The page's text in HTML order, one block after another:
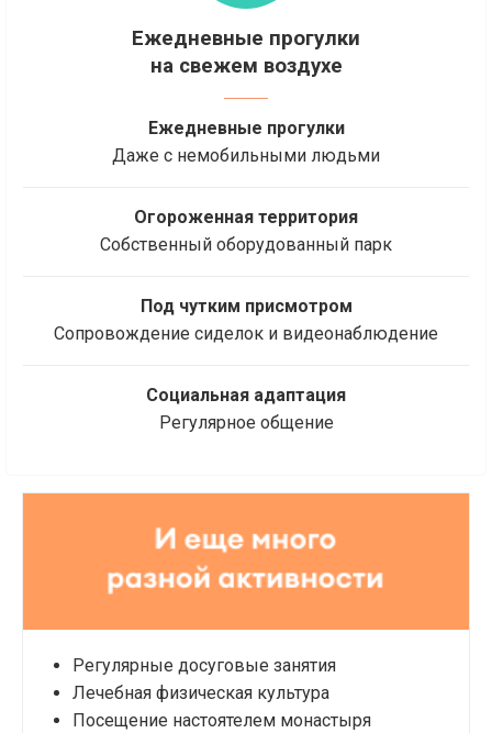
Ежедневные прогулки
на свежем воздухе
Ежедневные прогулки
Даже с немобильными людьми
Огороженная территория
Собственный оборудованный парк
Под чутким присмотром
Сопровождение сиделок и видеонаблюдение
Социальная адаптация
Регулярное общение
Регулярные досуговые занятия
Лечебная физическая культура
Посещение настоятелем монастыря